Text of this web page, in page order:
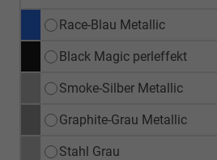
Race-Blau Metallic
Black Magic perleffekt
Smoke-Silber Metallic
Graphite-Grau Metallic
Stahl Grau